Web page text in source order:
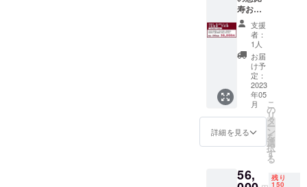
掲載期
間：
2023年
6月1
日〜
2024年
5月31日
ご希
望の場
合は備
掲載し
たい名
ださ
たしま
す。ご
予約時
に購入
時の情
報とナ
ンバー
をお伝
えくだ
さい。
※こちら
のご支
HPへお
ドリン
ク代は
含まれ
ており
ませ
ん。
当日は
お飲み
になっ
た分だ
けお会
計させ
お食事
寿おう
し座の
４名個
室の予
約券で
す。 有
効期
限：
2023年
5月〜
2023年
9月（店
舗休業
こちら
のご予
支援
者：
1人
お届
け予
定：
2023
年05
月
詳細を見る
こ
の
リ
タ
ー
ン
を
選
択
す
る
56, 残り
150